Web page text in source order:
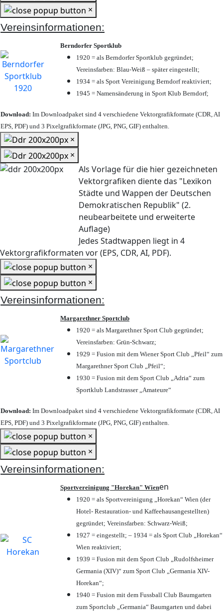
×
Vereinsinformationen:
Berndorfer Sportklub
1920 = als Berndorfer Sportklub gegründet;
Vereinsfarben: Blau-Weiß – später eingestellt;
1934 = als Sport Vereinigung Berndorf reaktiviert;
1945 = Namensänderung in Sport Klub Berndorf;
Download: Im Downloadpaket sind 4 verschiedene Vektorgrafikformate (CDR, AI
EPS, PDF) und 3 Pixelgrafikformate (JPG, PNG, GIF) enthalten.
×
×
Als Vorlage für die hier gezeichneten
Vektorgrafiken diente das "Lexikon
Städte und Wappen der Deutschen
Demokratischen Republik" (2.
neubearbeitete und erweiterte
Auflage)
Jedes Stadtwappen liegt in 4
Vektorgrafikformaten vor (EPS, CDR, AI, PDF).
×
×
Vereinsinformationen:
Margarethner Sportclub
1920 = als Margarethner Sport Club gegründet;
Vereinsfarben: Grün-Schwarz;
1929 = Fusion mit dem Wiener Sport Club „Pfeil“ zum
Margarethner Sport Club „Pfeil“;
1930 = Fusion mit dem Sport Club „Adria“ zum
Sportklub Landstrasser „Amateure“
Download: Im Downloadpaket sind 4 verschiedene Vektorgrafikformate (CDR, AI
EPS, PDF) und 3 Pixelgrafikformate (JPG, PNG, GIF) enthalten.
×
×
Vereinsinformationen:
Sportvereinigung "Horekan" Wienen
1920 = als Sportvereinigung „Horekan“ Wien (der
Hotel- Restauration- und Kaffeehausangestellten)
gegründet; Vereinsfarben: Schwarz-Weiß;
1927 = eingestellt; – 1934 = als Sport Club „Horekan“
Wien reaktiviert;
1939 = Fusion mit dem Sport Club „Rudolfsheimer
Germania (XIV)“ zum Sport Club „Germania XIV-
Horekan“;
1940 = Fusion mit dem Fussball Club Baumgarten
zum Sportclub „Germania“ Baumgarten und dabei